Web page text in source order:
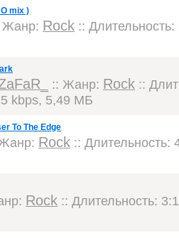
mix )
Жанр: Rock ::
:: Жанр: Rock ::
kbps, 5,49 МБ
To The Edge
Rock :: Длительность:
Rock :: Длительность: